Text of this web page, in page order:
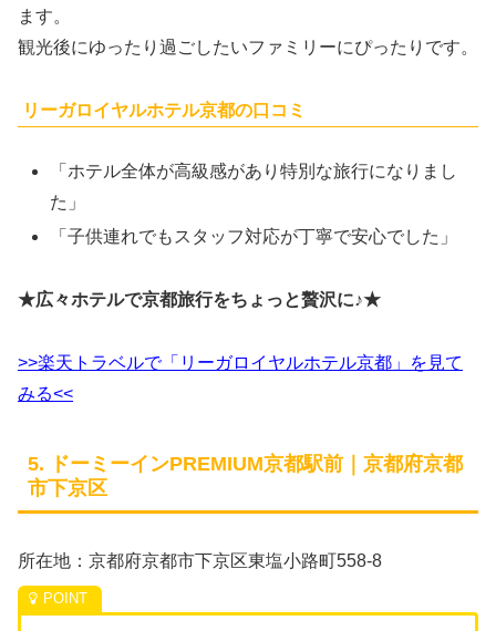
ます。
観光後にゆったり過ごしたいファミリーにぴったりです。
リーガロイヤルホテル京都の口コミ
「ホテル全体が高級感があり特別な旅行になりまし
た」
「子供連れでもスタッフ対応が丁寧で安心でした」
★広々ホテルで京都旅行をちょっと贅沢に♪★
>>楽天トラベルで「リーガロイヤルホテル京都」を見て
みる<<
5. ドーミーインPREMIUM京都駅前｜京都府京都
市下京区
所在地：京都府京都市下京区東塩小路町558-8